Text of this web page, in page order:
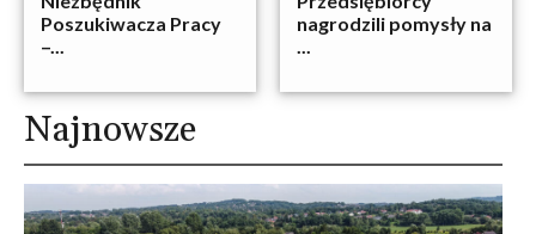
Poszukiwacza Pracy
–...
nagrodzili pomysły na
...
Najnowsze